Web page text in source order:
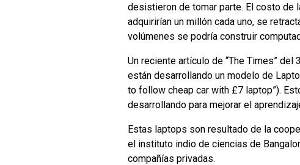
desistieron de tomar parte. El costo de
adquirirían un millón cada uno, se
volúmenes se podría construir
Un reciente artículo de “The Times”
están desarrollando un modelo de
to follow cheap car with £7 laptop”).
desarrollando para mejorar el
Estas laptops son resultado de la
el instituto indio de ciencias de
compañías privadas.